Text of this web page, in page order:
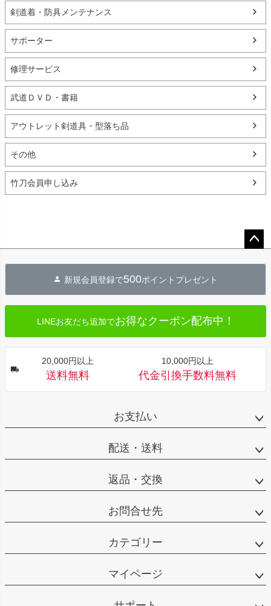
剣道着・防具メンテナンス
サポーター
修理サービス
武道ＤＶＤ・書籍
アウトレット剣道具・型落ち品
その他
竹刀会員申し込み
へ
新規会員登録で500ポイントプレゼント
LINEお友だち追加でお得なクーポン配布中！
20,000円以上
送料無料
10,000円以上
代金引換手数料無料
お支払い
配送・送料
返品・交換
お問合せ先
カテゴリー
マイページ